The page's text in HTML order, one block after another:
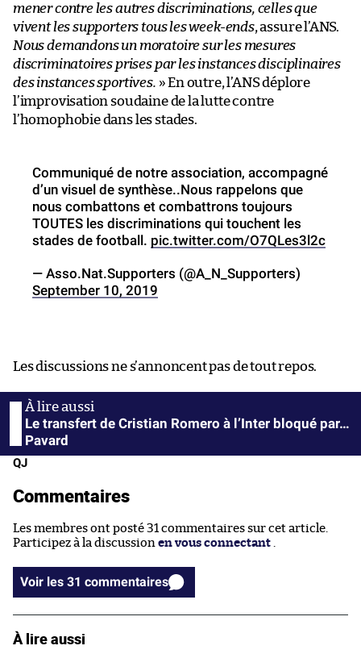
mener contre les autres discriminations, celles que
vivent les supporters tous les week-ends, assure l’ANS.
Nous demandons un moratoire sur les mesures
discriminatoires prises par les instances disciplinaires
des instances sportives. » En outre, l’ANS déplore
l’improvisation soudaine de la lutte contre
l’homophobie dans les stades.
Communiqué de notre association, accompagné
d’un visuel de synthèse..Nous rappelons que
nous combattons et combattrons toujours
TOUTES les discriminations qui touchent les
stades de football. pic.twitter.com/O7QLes3l2c
— Asso.Nat.Supporters (@A_N_Supporters)
September 10, 2019
Les discussions ne s’annoncent pas de tout repos.
Le transfert de Cristian Romero à l’Inter bloqué par…
Pavard
QJ
Commentaires
Les membres ont posté 31 commentaires sur cet article.
Participez à la discussion en vous connectant
Voir les 31 commentaires
À lire aussi